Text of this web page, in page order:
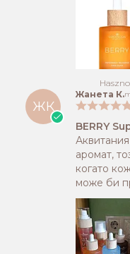
ЖК
Жанета К.
BERRY
аромат,
когато
може би